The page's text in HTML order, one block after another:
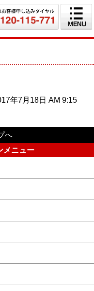
年7月18日 AM 9:15
へ
メニュー